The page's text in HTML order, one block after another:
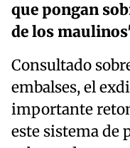
que pongan
de los
Consultado
embalses, el
importante
este sistema de